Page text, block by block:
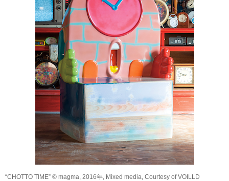
“CHOTTO TIME” © magma, 2016年, Mixed media, Courtesy of VOILLD